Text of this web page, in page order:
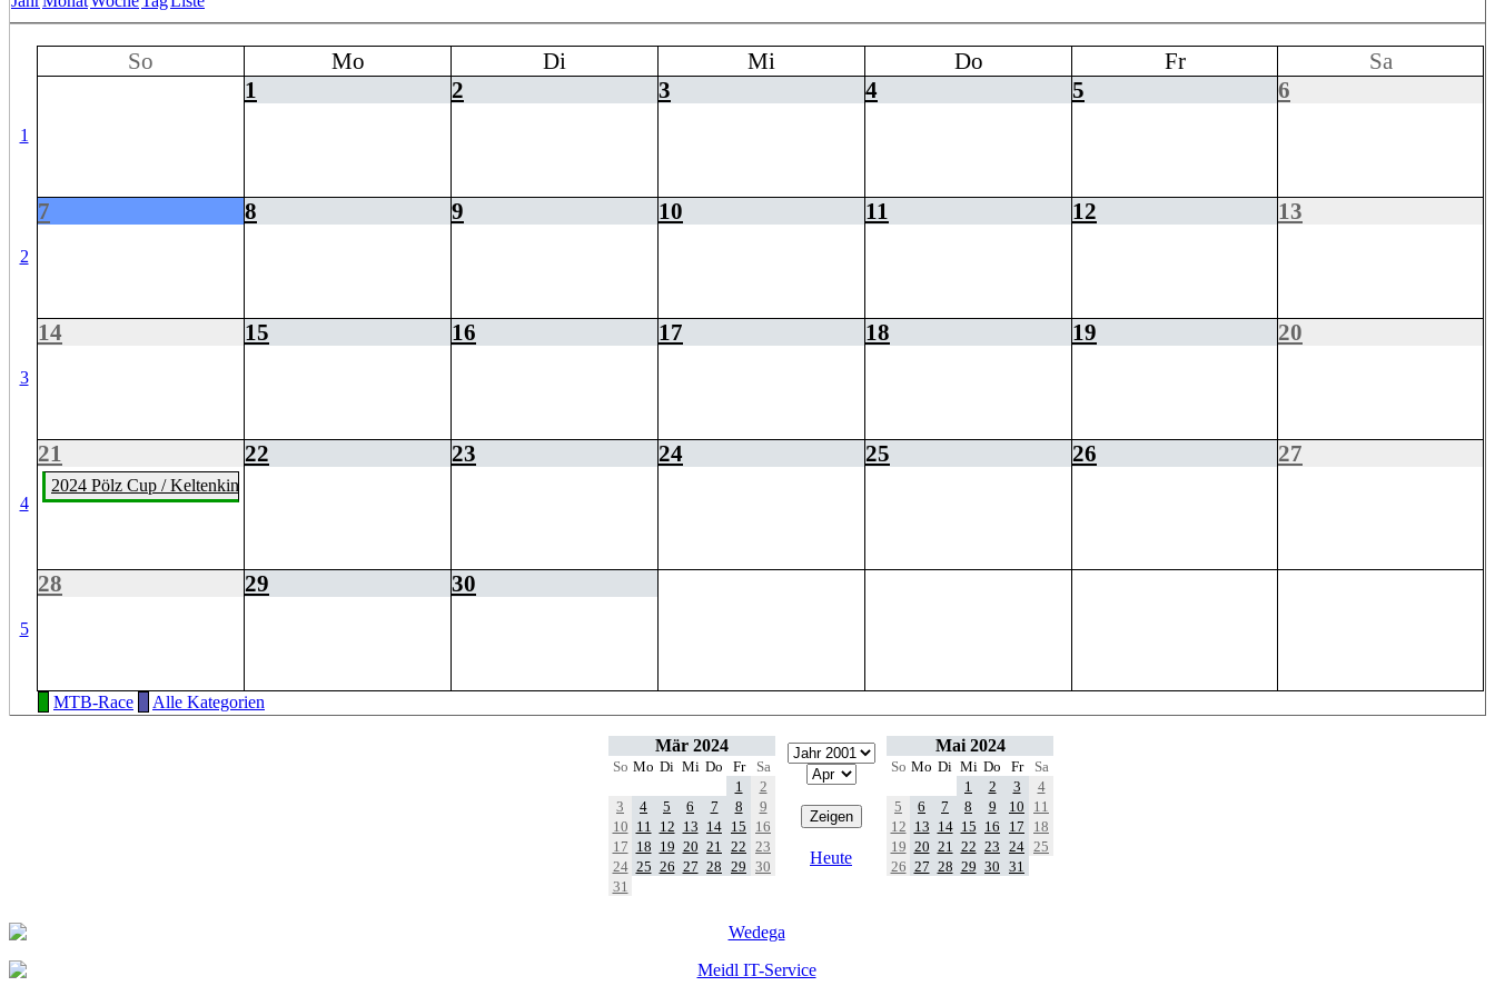
So Mo Di Mi Do Fr Sa
1
1 2 3 4 5 6
2
7 8 9 10 11 12 13
3
14 15 16 17 18 19 20
4
21 22 23 24 25 26 27
2024 Pölz Cup / Keltenking Junior Naturfreunde Hochburg-Ach
5
28 29 30
MTB-Race Alle Kategorien
Mär 2024
So Mo Di Mi Do Fr
Sa
1
2
3
4 5 6 7 8
9
10 11 12 13 14 15
16
17 18 19 20 21 22
23
24 25 26 27 28 29 30
31
Heute
Mai 2024
So Mo Di Mi Do Fr
Sa
1
2 3
4
5
6 7 8 9 10
11
12 13 14 15 16 17
18
19 20 21 22 23 24 25
26 27 28 29 30 31